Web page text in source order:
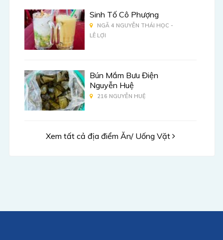
Sinh Tố Cô Phượng
NGÃ 4 NGUYỄN THÁI HỌC -
LÊ LỢI
Bún Mắm Bưu Điện
Nguyễn Huệ
216 NGUYỄN HUỆ
Xem tất cả địa điểm Ăn/ Uống Vặt